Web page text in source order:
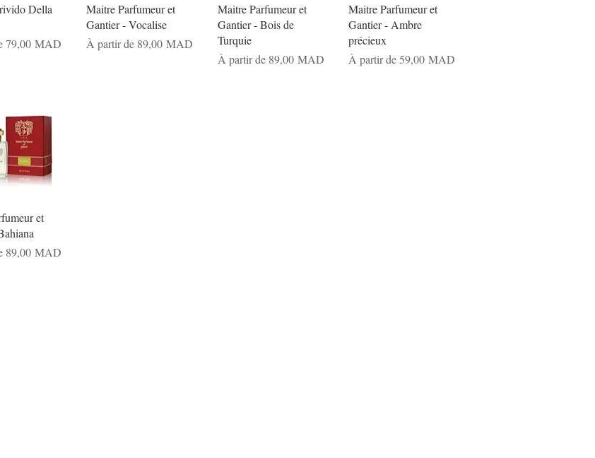
Della
79,00 MAD
Maitre Parfumeur et
Gantier - Vocalise
À partir de 89,00 MAD
Prix promotionnel
Maitre Parfumeur et
Gantier - Bois de
Turquie
À partir de 89,00 MAD
Prix promotionnel
Maitre Parfumeur et
Gantier - Ambre
précieux
À partir de59,00 MAD
Prix promotionnel
et
89,00 MAD